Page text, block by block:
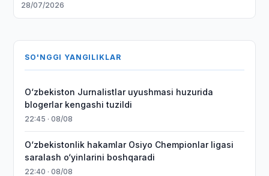
28/07/2026
SO'NGGI YANGILIKLAR
O‘zbekiston Jurnalistlar uyushmasi huzurida
blogerlar kengashi tuzildi
22:45 · 08/08
O‘zbekistonlik hakamlar Osiyo Chempionlar ligasi
saralash o‘yinlarini boshqaradi
22:40 · 08/08